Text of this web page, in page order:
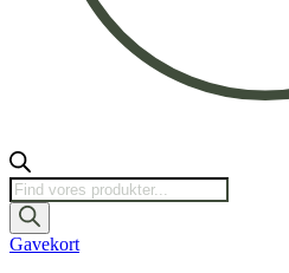
Products
search
Gavekort